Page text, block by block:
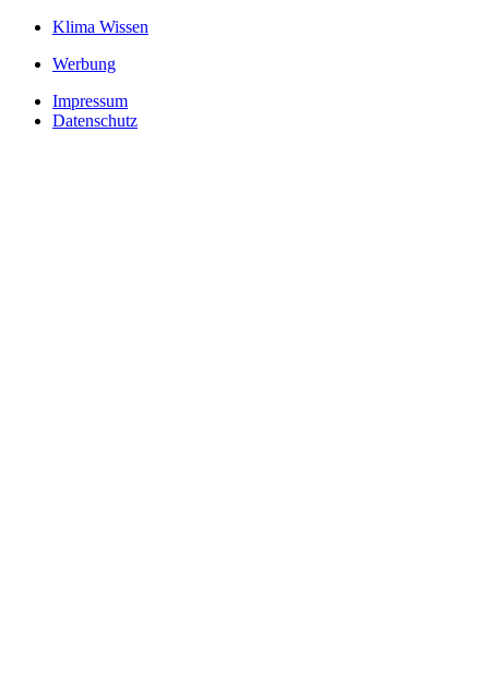
Klima Wissen
Werbung
Impressum
Datenschutz